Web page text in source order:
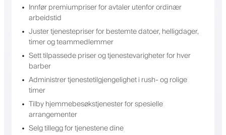
Innfør premiumpriser for avtaler utenfor ordinær
arbeidstid
Juster tjenestepriser for bestemte datoer, helligdager,
timer og teammedlemmer
Sett tilpassede priser og tjenestevarigheter for hver
barber
Administrer tjenestetilgjengelighet i rush- og rolige
timer
Tilby hjemmebesøkstjenester for spesielle
arrangementer
Selg tillegg for tjenestene dine